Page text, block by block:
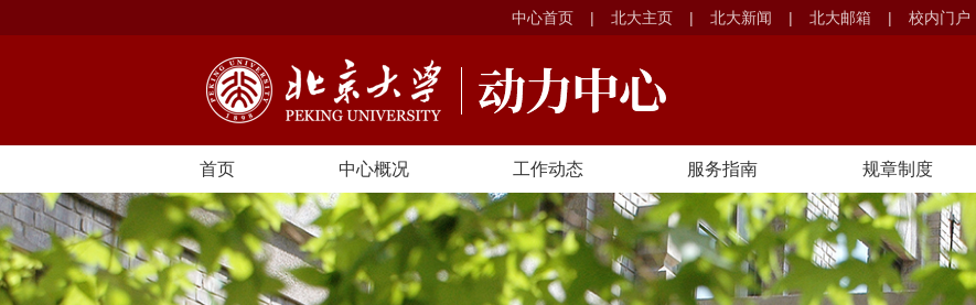
中心首页 | 北大主页 | 北大新闻 | 北大邮箱 | 校内门户
首页 中心概况 工作动态 服务指南 规章制度